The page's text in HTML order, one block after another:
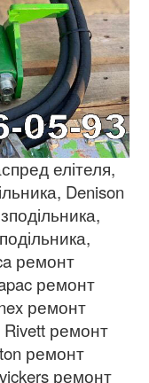
елітеля,
Denison
ремонт
ремонт
ремонт
Rivett ремонт
ремонт
ремонт